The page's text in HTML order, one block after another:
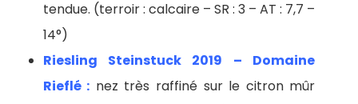
tendue. (terroir : calcaire – SR : 3 – AT : 7,7 –
14°)
Riesling Steinstuck 2019 – Domaine
Rieflé : nez très raffiné sur le citron mûr